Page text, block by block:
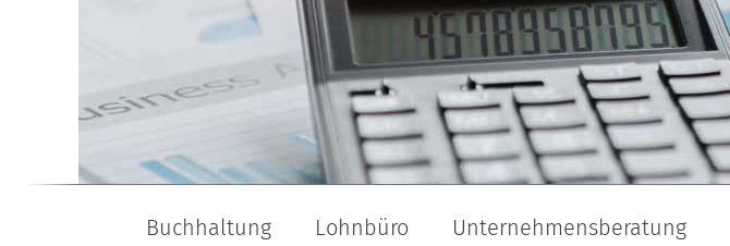
Buchhaltung Lohnbüro Unternehmensberatung